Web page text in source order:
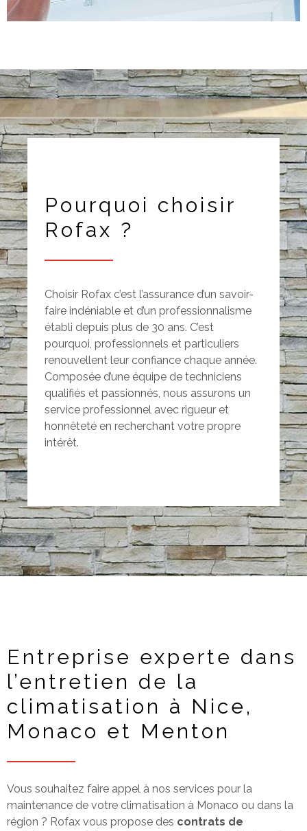
Pourquoi choisir
Rofax ?
Choisir Rofax c’est l’assurance d’un savoir-
faire indéniable et d’un professionnalisme
établi depuis plus de 30 ans. C’est
pourquoi, professionnels et particuliers
renouvellent leur confiance chaque année.
Composée d’une équipe de techniciens
qualifiés et passionnés, nous assurons un
service professionnel avec rigueur et
honnêteté en recherchant votre propre
intérêt.
Entreprise experte dans
l’entretien de la
climatisation à Nice,
Monaco et Menton
Vous souhaitez faire appel à nos services pour la
maintenance de votre climatisation à Monaco ou dans la
région ? Rofax vous propose des contrats de